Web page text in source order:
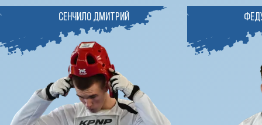
Сенчило Дмитрий